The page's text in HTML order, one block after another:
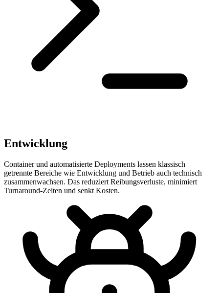
Entwicklung
Container und automatisierte Deployments lassen klassisch
getrennte Bereiche wie Entwicklung und Betrieb auch technisch
zusammenwachsen. Das reduziert Reibungsverluste, minimiert
Turnaround-Zeiten und senkt Kosten.